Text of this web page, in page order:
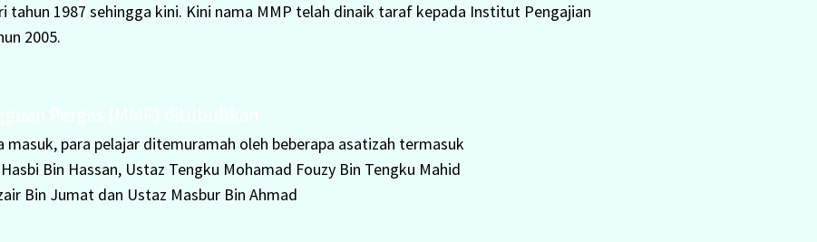
tahun 1987 sehingga kini. Kini nama MMP telah dinaik taraf kepada Institut Pengajian
2005.
masuk, para pelajar ditemuramah oleh beberapa asatizah termasuk
Bin Hassan, Ustaz Tengku Mohamad Fouzy Bin Tengku Mahid
Bin Jumat dan Ustaz Masbur Bin Ahmad